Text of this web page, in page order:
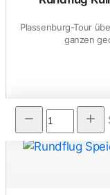
Plassenburg-Tour
ganzen